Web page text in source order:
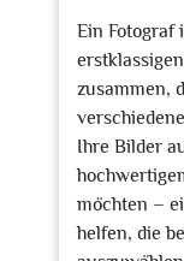
Ein Fotograf
zusammen,
Ihre Bilder
möchten –
helfen, die